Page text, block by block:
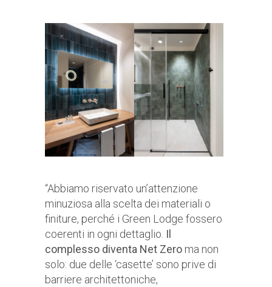
“Abbiamo riservato un’attenzione
minuziosa alla scelta dei materiali o
finiture, perché i Green Lodge fossero
coerenti in ogni dettaglio. Il
complesso diventa Net Zero ma non
solo: due delle ‘casette’ sono prive di
barriere architettoniche,